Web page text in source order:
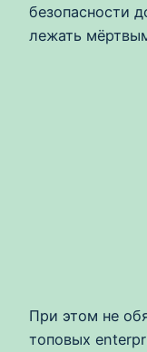
безопасности
лежать
При этом не
топовых